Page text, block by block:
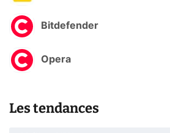
Bitdefender
Opera
Les tendances